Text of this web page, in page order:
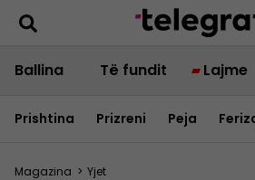
Ballina Të fundit Lajme
Prishtina Prizreni Peja
Magazina > Yjet